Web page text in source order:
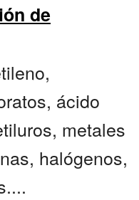
de
ácido
metales
halógenos,